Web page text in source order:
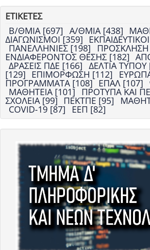
ΕΤΙΚΕΤΕΣ
Β/ΘΜΙΑ [697] Α/ΘΜΙΑ [438]
ΔΙΑΓΩΝΙΣΜΟΙ [359]
ΠΑΝΕΛΛΗΝΙΕΣ [198]
ΕΝΔΙΑΦΕΡΟΝΤΟΣ ΘΕΣΗΣ [182]
ΔΡΑΣΕΙΣ ΠΔΕ [166] ΔΕΛΤΙΑ ΤΥΠΟΥ
[129] ΕΠΙΜΟΡΦΩΣΗ [112]
ΠΡΟΓΡΑΜΜΑΤΑ [108] ΕΠΑΛ [107]
ΜΑΘΗΤΕΙΑ [101] ΠΡΟΤΥΠΑ ΚΑΙ
ΣΧΟΛΕΙΑ [99] ΠΕΚΤΠΕ [95]
COVID-19 [87] ΕΕΠ [82]